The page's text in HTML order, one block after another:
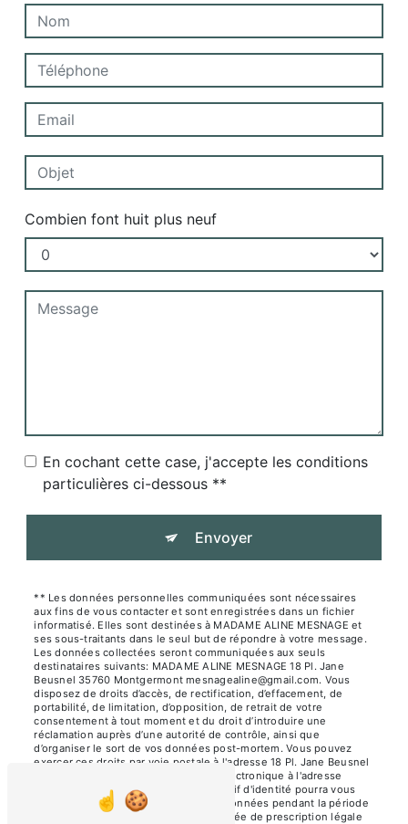
Combien font huit plus neuf
En cochant cette case, j'accepte les conditions
particulières ci-dessous **
Envoyer
** Les données personnelles communiquées sont nécessaires
aux fins de vous contacter et sont enregistrées dans un fichier
informatisé. Elles sont destinées à MADAME ALINE MESNAGE et
ses sous-traitants dans le seul but de répondre à votre message.
Les données collectées seront communiquées aux seuls
destinataires suivants: MADAME ALINE MESNAGE 18 Pl. Jane
Beusnel 35760 Montgermont mesnagealine@gmail.com. Vous
disposez de droits d’accès, de rectification, d’effacement, de
portabilité, de limitation, d’opposition, de retrait de votre
consentement à tout moment et du droit d’introduire une
réclamation auprès d’une autorité de contrôle, ainsi que
d’organiser le sort de vos données post-mortem. Vous pouvez
exercer ces droits par voie postale à l'adresse 18 Pl. Jane Beusnel
35760 Montgermont ou par courrier électronique à l'adresse
mesnagealine@gmail.com. Un justificatif d'identité pourra vous
être demandé. Nous conservons vos données pendant la période
de prise de contact puis pendant la durée de prescription légale